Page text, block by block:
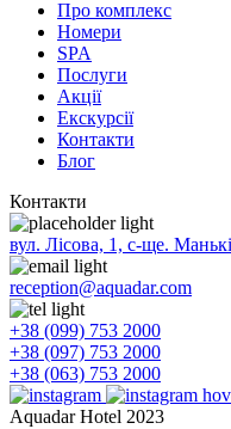
Про комплекс
Номери
SPA
Послуги
Акції
Екскурсії
Контакти
Блог
Контакти
вул. Лісова, 1, с-ще.
reception@aquadar.com
+38 (099) 753 2000
+38 (097) 753 2000
+38 (063) 753 2000
Aquadar Hotel 2023